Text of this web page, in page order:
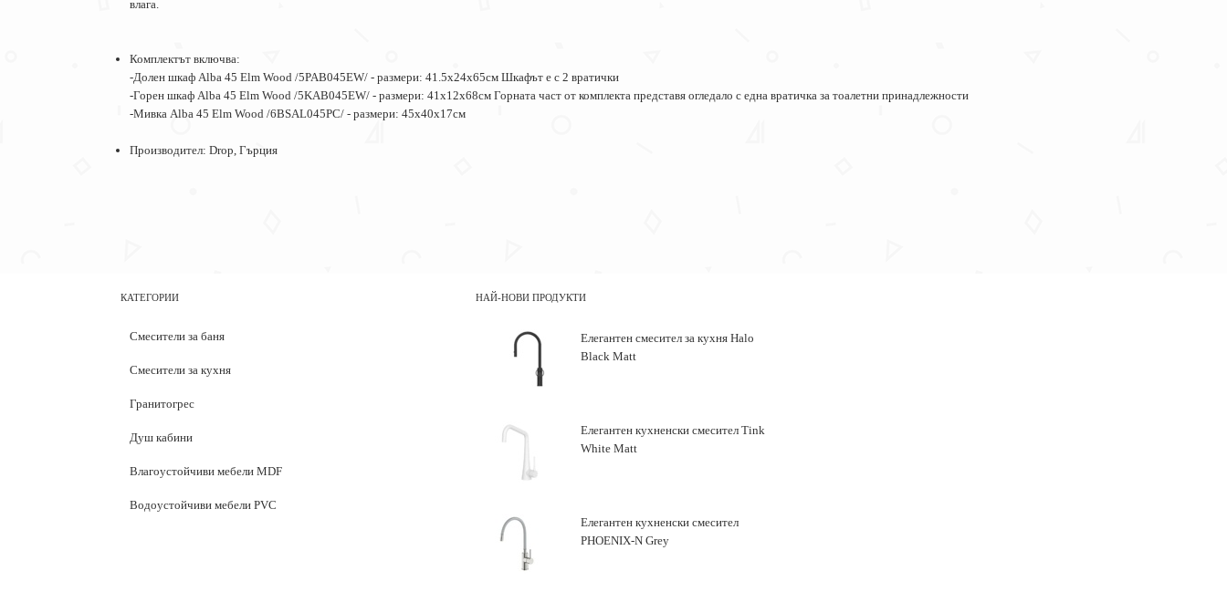
влага.
Комплектът включва:
-Долен шкаф Alba 45 Elm Wood /5PAB045EW/ - размери: 41.5х24х65см Шкафът е с 2 вратички
-Горен шкаф Alba 45 Elm Wood /5KAB045EW/ - размери: 41х12х68см Горната част от комплекта представя огледало с една вратичка за тоалетни принадлежности
-Мивка Alba 45 Elm Wood /6BSAL045PC/ - размери: 45х40х17см
Производител: Drop, Гърция
КАТЕГОРИИ
Смесители за баня
Смесители за кухня
Гранитогрес
Душ кабини
Влагоустойчиви мебели MDF
Водоустойчиви мебели PVC
НАЙ-НОВИ ПРОДУКТИ
Елегантен смесител за кухня Halo
Black Matt
Елегантен кухненски смесител Tink
White Matt
Елегантен кухненски смесител
PHOENIX-N Grey